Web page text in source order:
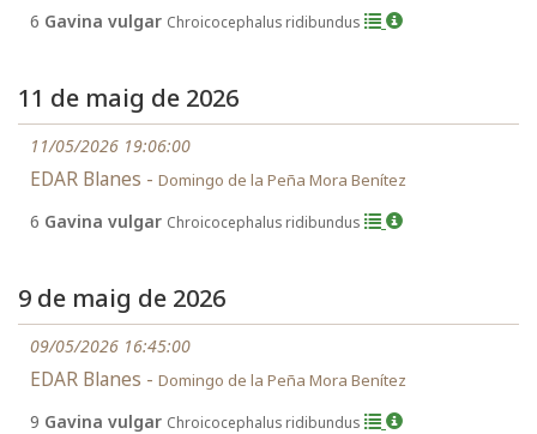
6 Gavina vulgar Chroicocephalus ridibundus
11 de maig de 2026
11/05/2026 19:06:00
EDAR Blanes - Domingo de la Peña Mora Benítez
6 Gavina vulgar Chroicocephalus ridibundus
9 de maig de 2026
09/05/2026 16:45:00
EDAR Blanes - Domingo de la Peña Mora Benítez
9 Gavina vulgar Chroicocephalus ridibundus